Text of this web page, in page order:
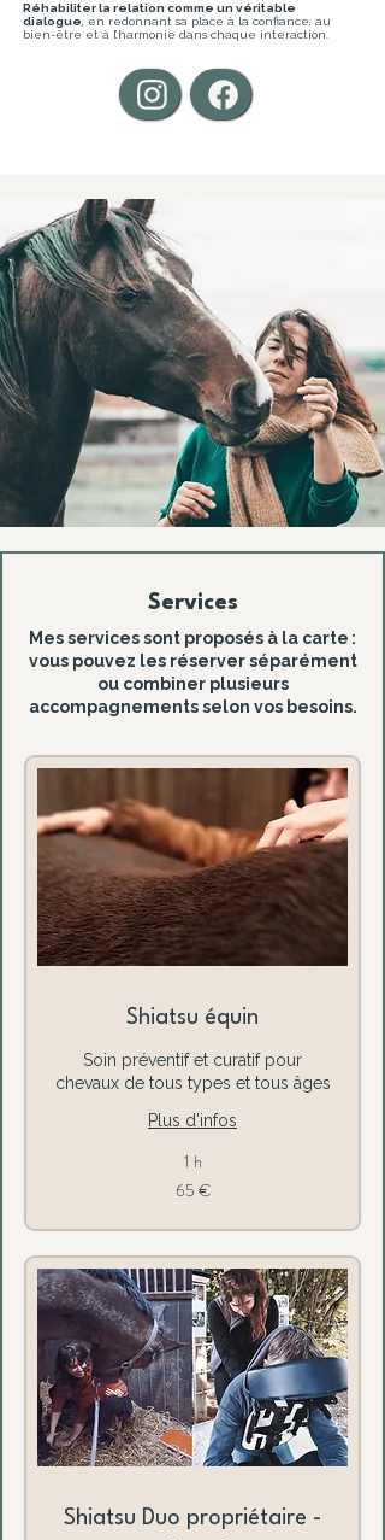
Réhabiliter la relation comme un véritable
dialogue , en redonnant sa place à la confiance, au
bien-être et à l’harmonie dans chaque interaction.​​​
Services
Mes services sont proposés à la carte :
vous pouvez les réserver séparément
ou combiner plusieurs
accompagnements selon vos besoins.
Shiatsu équin
Soin préventif et curatif pour
chevaux de tous types et tous âges
Plus d'infos
1 h
65 €
Shiatsu Duo propriétaire -